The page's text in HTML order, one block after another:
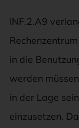
INF.2.A9
in die
werden
in der Lage
einzusetzen.